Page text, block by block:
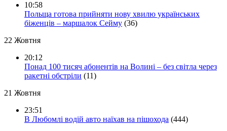
10:58
Польща готова прийняти нову хвилю українських
біженців – маршалок Сейму (36)
22 Жовтня
20:12
Понад 100 тисяч абонентів на Волині – без світла через
ракетні обстріли (11)
21 Жовтня
23:51
В Любомлі водій авто наїхав на пішохода (444)